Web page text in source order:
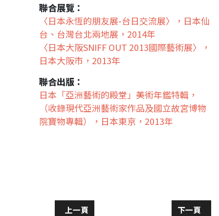
聯合展覽：
〈日本永恆的朋友展-台日交流展〉，日本仙
台、台灣台北兩地展，2014年
〈日本大阪SNIFF OUT 2013國際藝術展〉，
日本大阪市，2013年
聯合出版：
日本「亞洲藝術的殿堂」美術年鑑特輯，
（收錄現代亞洲藝術家作品及國立故宮博物
院寶物專輯），日本東京，2013年
上一篇文章: 紀念朱子誕辰895周年海內外華
上一頁 下一篇文
下一頁